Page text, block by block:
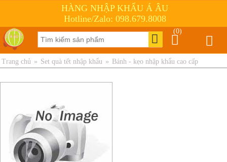
HÀNG NHẬP KHẨU Á ÂU
Hotline/Zalo: 098.679.8008
(0)
Trang chủ » Set quà tết nhập khẩu » Bánh - kẹo nhập khẩu cao cấp